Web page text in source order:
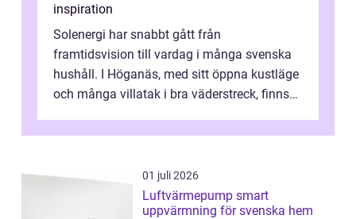
inspiration
Solenergi har snabbt gått från
framtidsvision till vardag i många svenska
hushåll. I Höganäs, med sitt öppna kustläge
och många villatak i bra väderstreck, finns
01 juli 2026
Luftvärmepump smart
uppvärmning för svenska hem